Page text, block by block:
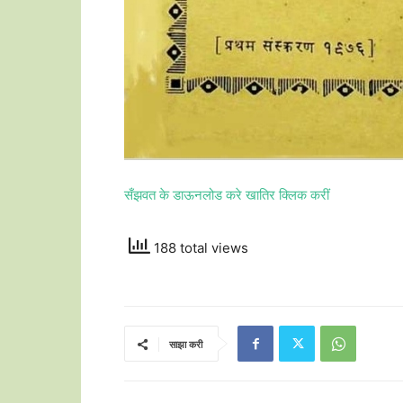
सँझवत के डाऊनलोड करे खातिर क्लिक करीं
188 total views
साझा करी